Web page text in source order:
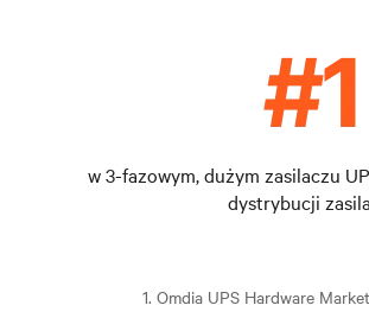
w 3-fazowym, dużym zasilaczu
dystrybucji
1. Omdia UPS Hardware